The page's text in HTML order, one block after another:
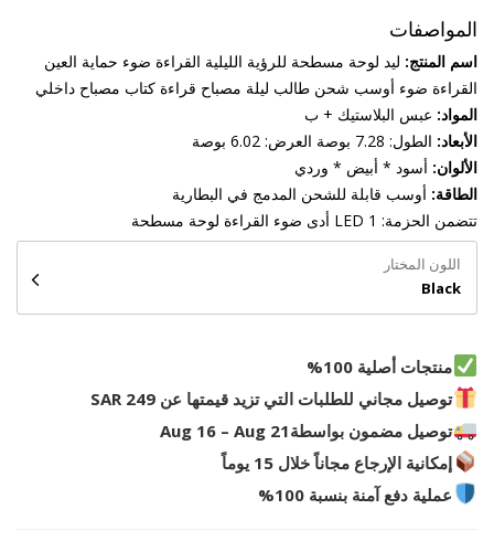
المواصفات
اسم المنتج: ليد لوحة مسطحة للرؤية الليلية القراءة ضوء حماية العين
القراءة ضوء أوسب شحن طالب ليلة مصباح قراءة كتاب مصباح داخلي
المواد: عبس البلاستيك + ب
الأبعاد: الطول: 7.28 بوصة العرض: 6.02 بوصة
الألوان: أسود * أبيض * وردي
الطاقة: أوسب قابلة للشحن المدمج في البطارية
تتضمن الحزمة: 1 LED أدى ضوء القراءة لوحة مسطحة
اللون المختار
Black
منتجات أصلية 100%
توصيل مجاني للطلبات التي تزيد قيمتها عن 249 SAR
توصيل مضمون بواسطةAug 16 – Aug 21
إمكانية الإرجاع مجاناً خلال 15 يوماً
عملية دفع آمنة بنسبة 100%